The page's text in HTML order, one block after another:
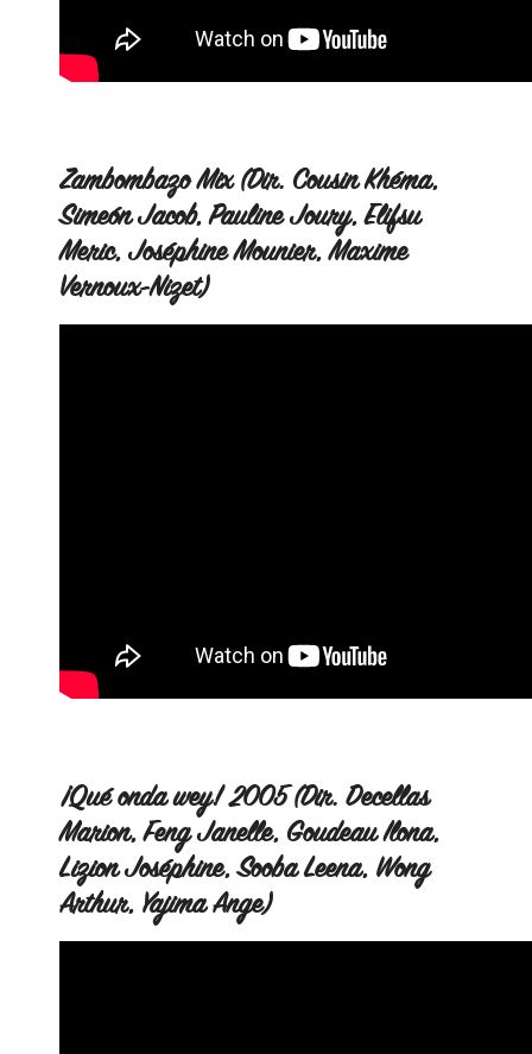
Zambombazo Mix (Dir. Cousin Khéma,
Simeón Jacob, Pauline Joury, Elifsu
Meric, Joséphine Mounier, Maxime
Vernoux-Nizet)
¡Qué onda wey! 2005 (Dir. Decellas
Marion, Feng Janelle, Goudeau Ilona,
Lizion Joséphine, Sooba Leena, Wong
Arthur, Yajima Ange)